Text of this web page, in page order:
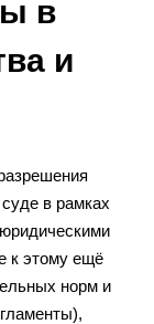
в
и
в рамках
к этому ещё
норм и